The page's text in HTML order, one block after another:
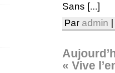
Sans [...]
Par admin
« Vive